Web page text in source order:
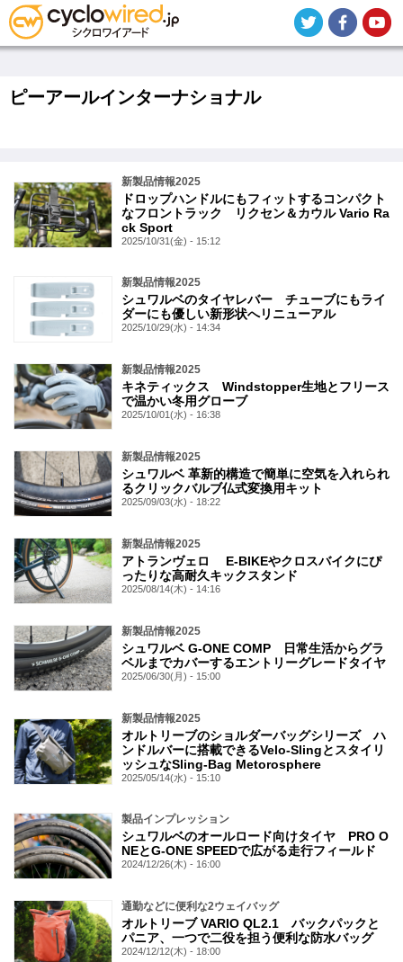
メ
イ
テピーアールインターナショナル
新製品情報2025
ドロップハンドルにもフィットするコンパクト
なフロントラック リクセン＆カウル Vario Ra
ck Sport
2025/10/31(金) - 15:12
新製品情報2025
シュワルベのタイヤレバー チューブにもライ
ダーにも優しい新形状へリニューアル
2025/10/29(水) - 14:34
新製品情報2025
キネティックス Windstopper生地とフリース
で温かい冬用グローブ
2025/10/01(水) - 16:38
新製品情報2025
シュワルベ 革新的構造で簡単に空気を入れられ
るクリックバルブ仏式変換用キット
2025/09/03(水) - 18:22
新製品情報2025
アトランヴェロ E-BIKEやクロスバイクにぴ
ったりな高耐久キックスタンド
2025/08/14(木) - 14:16
新製品情報2025
シュワルベ G-ONE COMP 日常生活からグラ
ベルまでカバーするエントリーグレードタイヤ
2025/06/30(月) - 15:00
新製品情報2025
オルトリーブのショルダーバッグシリーズ ハ
ンドルバーに搭載できるVelo-Slingとスタイリ
ッシュなSling-Bag Metorosphere
2025/05/14(水) - 15:10
製品インプレッション
シュワルベのオールロード向けタイヤ PRO O
NEとG-ONE SPEEDで広がる走行フィールド
2024/12/26(木) - 16:00
通勤などに便利な2ウェイバッグ
オルトリーブ VARIO QL2.1 バックパックと
パニア、一つで二役を担う便利な防水バッグ
2024/12/12(木) - 18:00